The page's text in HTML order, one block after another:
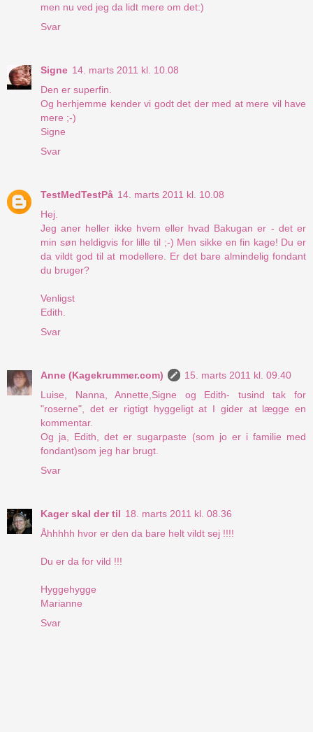
men nu ved jeg da lidt mere om det:)
Svar
Signe 14. marts 2011 kl. 10.08
Den er superfin.
Og herhjemme kender vi godt det der med at mere vil have
mere ;-)
Signe
Svar
TestMedTestPå 14. marts 2011 kl. 10.08
Hej.
Jeg aner heller ikke hvem eller hvad Bakugan er - det er
min søn heldigvis for lille til ;-) Men sikke en fin kage! Du er
da vildt god til at modellere. Er det bare almindelig fondant
du bruger?
Venligst
Edith.
Svar
Anne (Kagekrummer.com)
15. marts 2011 kl. 09.40
Luise, Nanna, Annette,Signe og Edith- tusind tak for
"roserne", det er rigtigt hyggeligt at I gider at lægge en
kommentar.
Og ja, Edith, det er sugarpaste (som jo er i familie med
fondant)som jeg har brugt.
Svar
Kager skal der til 18. marts 2011 kl. 08.36
Åhhhhh hvor er den da bare helt vildt sej !!!!
Du er da for vild !!!
Hyggehygge
Marianne
Svar